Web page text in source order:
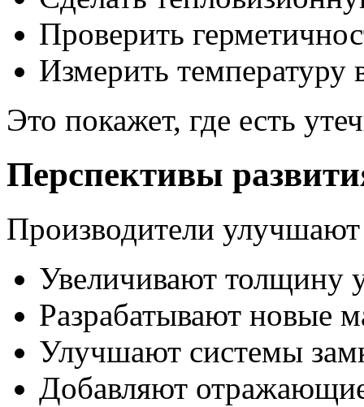
Проверить
Измерить температуру
Это покажет, где есть
Перспективы
Производители
Увеличивают толщину
Разрабатывают новые
Улучшают системы
Добавляют